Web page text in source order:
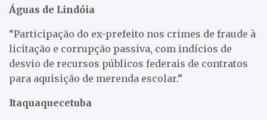
Águas de Lindóia
“Participação do ex-prefeito nos crimes de fraude à
licitação e corrupção passiva, com indícios de
desvio de recursos públicos federais de contratos
para aquisição de merenda escolar.”
Itaquaquecetuba